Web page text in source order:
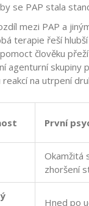
se PAP stala
mezi PAP a
terapie řeší
člověku
agenturní skupiny
na utrpení
První
Okamžitá
zhoršení
Hned po